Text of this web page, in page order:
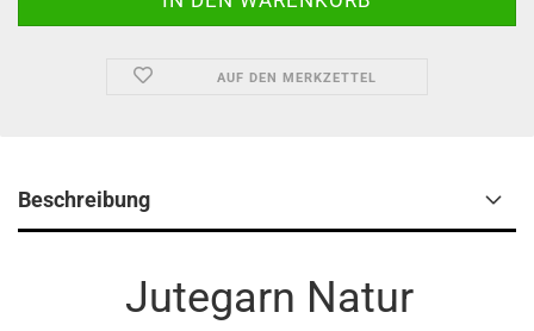
AUF DEN MERKZETTEL
Beschreibung
Jutegarn Natur